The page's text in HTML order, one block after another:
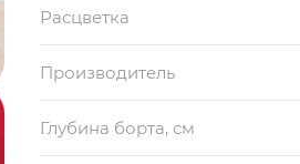
Расцветка
Производитель
Глубина борта, см